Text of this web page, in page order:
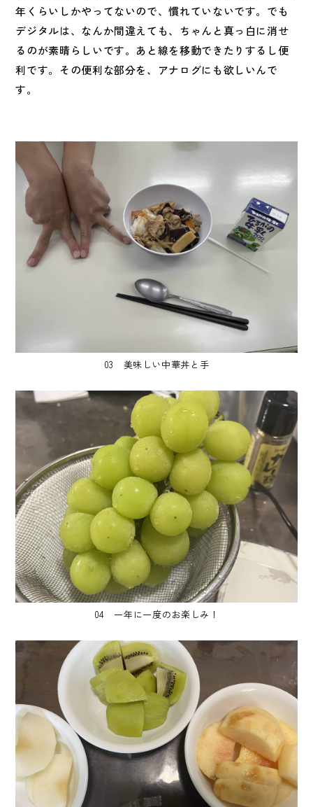
03 美味しい中華丼と手
04 一年に一度のお楽しみ！
年くらいしかやってないので、慣れていないです。でも
デジタルは、なんか間違えても、ちゃんと真っ白に消せ
るのが素晴らしいです。あと線を移動できたりするし便
利です。その便利な部分を、アナログにも欲しいんで
す。